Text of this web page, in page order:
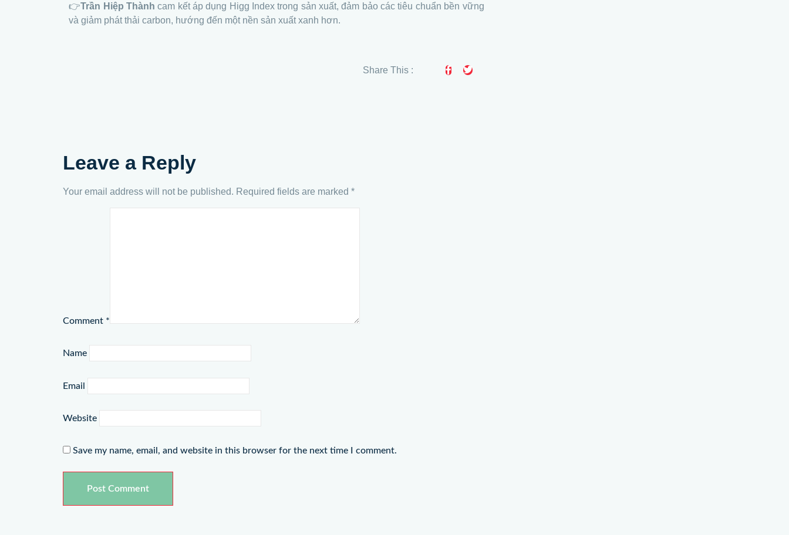
👉Trần Hiệp Thành cam kết áp dụng Higg Index trong sản xuất, đảm bảo các tiêu chuẩn bền vững
và giảm phát thải carbon, hướng đến một nền sản xuất xanh hơn.
Share This :
Leave a Reply
Your email address will not be published. Required fields are marked *
Comment *
Name
Email
Website
Save my name, email, and website in this browser for the next time I comment.